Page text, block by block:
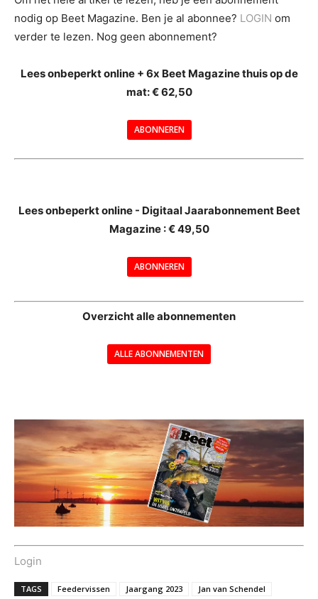
nodig op Beet Magazine. Ben je al abonnee? LOGIN om
verder te lezen. Nog geen abonnement?
Lees onbeperkt online + 6x Beet Magazine thuis op de
mat: € 62,50
ABONNEREN
Lees onbeperkt online - Digitaal Jaarabonnement Beet
Magazine : € 49,50
ABONNEREN
Overzicht alle abonnementen
ALLE ABONNEMENTEN
Login
TAGS Feedervissen Jaargang 2023
Jan van Schendel